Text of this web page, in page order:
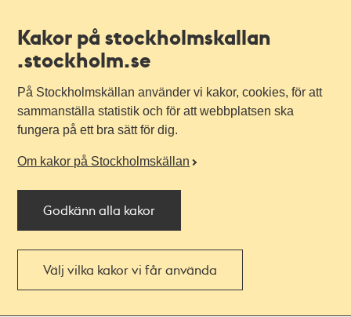
Kakor på stockholmskallan
.stockholm.se
På Stockholmskällan använder vi kakor, cookies, för att
sammanställa statistik och för att webbplatsen ska
fungera på ett bra sätt för dig.
Om kakor på Stockholmskällan
Godkänn alla kakor
Välj vilka kakor vi får använda